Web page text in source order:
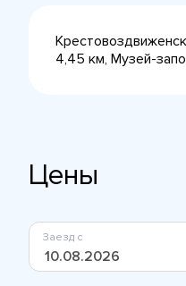
4,45 км, Музей-
Цены
Заезд с